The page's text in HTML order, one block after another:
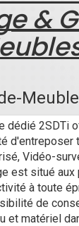
&
dédié 2SDTi
d'entreposer
Vidéo-
est situé aux
à toute
de
et matériel